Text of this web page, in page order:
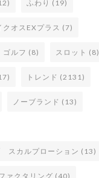
ふわり (19)
クオスEXプラス (7)
ゴルフ (8) スロット (8)
トレンド (2131)
ノーブランド (13)
スカルプローション (13)
ァクタリング (40)